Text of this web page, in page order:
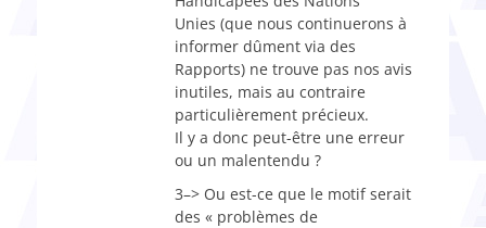
Unies (que nous continuerons à
informer dûment via des
Rapports) ne trouve pas nos avis
inutiles, mais au contraire
particulièrement précieux.
Il y a donc peut-être une erreur
ou un malentendu ?
3–> Ou est-ce que le motif serait
des « problèmes de